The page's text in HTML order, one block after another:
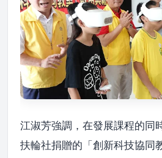
江淑芳強調，在發展課程的同
扶輪社捐贈的「創新科技協同